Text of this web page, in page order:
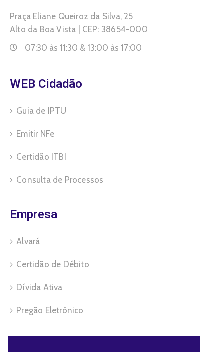
Praça Eliane Queiroz da Silva, 25
Alto da Boa Vista | CEP: 38654-000
07:30 às 11:30 & 13:00 às 17:00
WEB Cidadão
Guia de IPTU
Emitir NFe
Certidão ITBI
Consulta de Processos
Empresa
Alvará
Certidão de Débito
Dívida Ativa
Pregão Eletrônico